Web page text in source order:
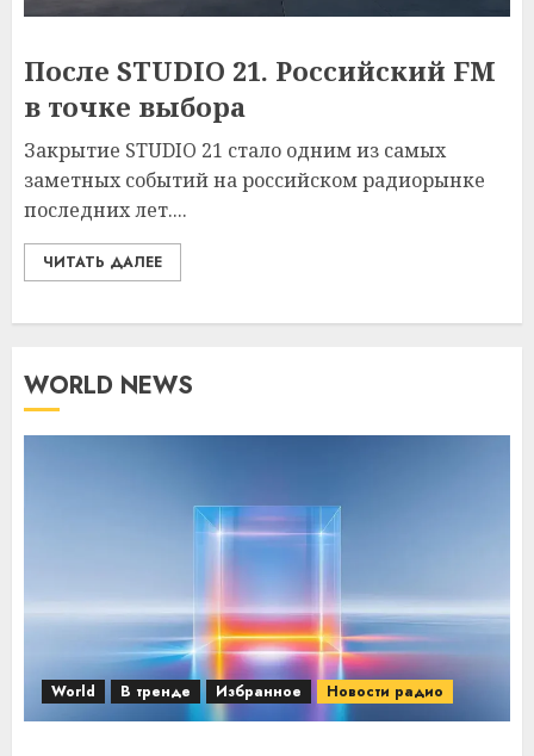
После STUDIO 21. Российский FM
в точке выбора
Закрытие STUDIO 21 стало одним из самых
заметных событий на российском радиорынке
последних лет....
ЧИТАТЬ ДАЛЕЕ
WORLD NEWS
World В тренде Избранное Новости радио